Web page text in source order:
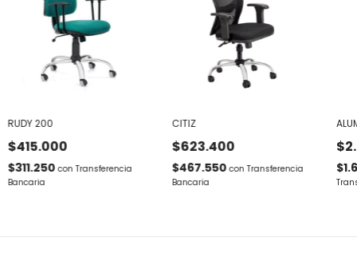
RUDY 200
$415.000
$311.250con Transferencia
Bancaria
CITIZ
$623.400
$467.550con Transferencia
Bancaria